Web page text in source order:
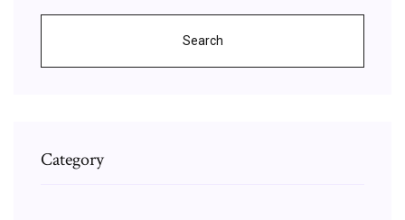
Search
Category